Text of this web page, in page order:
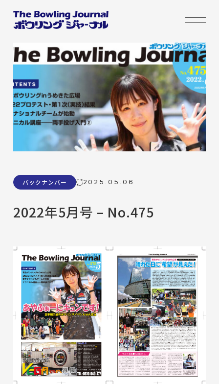
バックナンバー 2025.05.06
2022年5月号 – No.475